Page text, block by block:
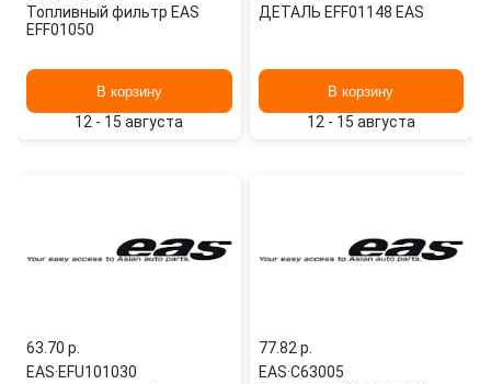
Топливный фильтр EAS
EFF01050
В корзину
12 - 15 августа
ДЕТАЛЬ EFF01148 EAS
В корзину
12 - 15 августа
63.70 p.
EAS·EFU101030
77.82 p.
EAS·C63005